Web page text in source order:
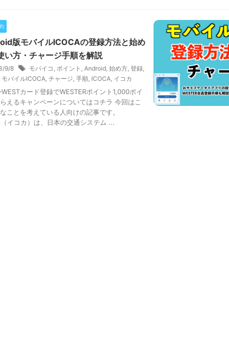
版モバイルICOCAの登録方法と始め
い方・チャージ手順を解説
9/8 モバイコ , ポイント , Android, 始め方, 登録,
モバイルICOCA, チャージ, 手順, ICOCA, イコカ
カード登録でWESTERポイント1,000ポイ
えるキャンペーンについてはコチラ 今回はこ
ことを考えている人向けの記事です。
イコカ）は、日本の交通システム ...